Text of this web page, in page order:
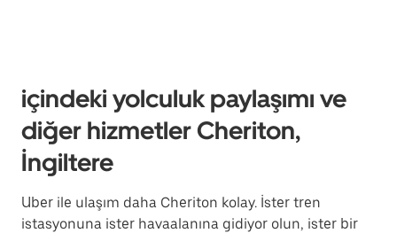
içindeki yolculuk paylaşımı ve
diğer hizmetler Cheriton,
İngiltere
Uber ile ulaşım daha Cheriton kolay. İster tren
istasyonuna ister havaalanına gidiyor olun, ister bir